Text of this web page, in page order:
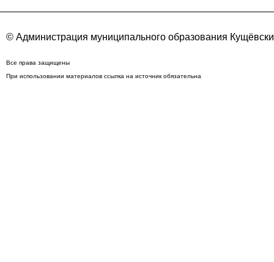
© Администрация муниципального образования
Все права защищены
При использовании материалов ссылка на источник обязательна